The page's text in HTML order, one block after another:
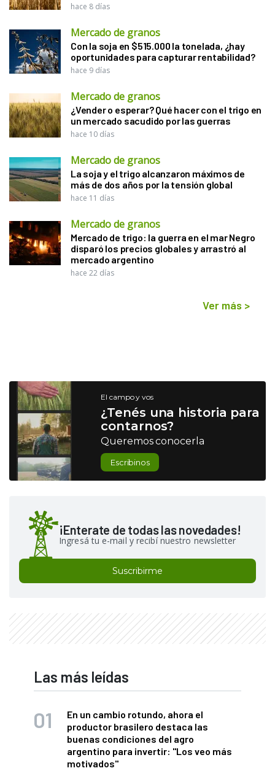
hace 8 días
Mercado de granos
Con la soja en $515.000 la tonelada, ¿hay
oportunidades para capturar rentabilidad?
hace 9 días
Mercado de granos
¿Vender o esperar? Qué hacer con el trigo en
un mercado sacudido por las guerras
hace 10 días
Mercado de granos
La soja y el trigo alcanzaron máximos de
más de dos años por la tensión global
hace 11 días
Mercado de granos
Mercado de trigo: la guerra en el mar Negro
disparó los precios globales y arrastró al
mercado argentino
hace 22 días
Ver más >
El campo y vos
¿Tenés una historia para
contarnos?
Queremos conocerla
Escribinos
¡Enterate de todas las novedades!
Ingresá tu e-mail y recibí nuestro newsletter
Suscribirme
Las más leídas
En un cambio rotundo, ahora el
productor brasilero destaca las
buenas condiciones del agro
argentino para invertir: "Los veo más
motivados"